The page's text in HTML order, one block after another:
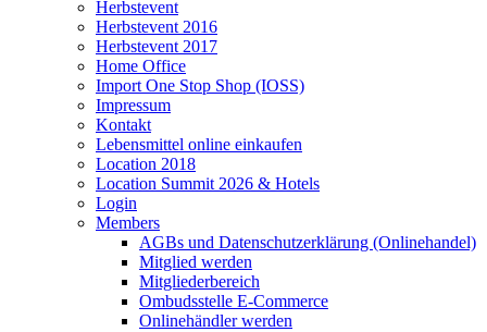
Herbstevent
Herbstevent 2016
Herbstevent 2017
Home Office
Import One Stop Shop (IOSS)
Impressum
Kontakt
Lebensmittel online einkaufen
Location 2018
Location Summit 2026 & Hotels
Login
Members
AGBs und Datenschutzerklärung (Onlinehandel)
Mitglied werden
Mitgliederbereich
Ombudsstelle E-Commerce
Onlinehändler werden